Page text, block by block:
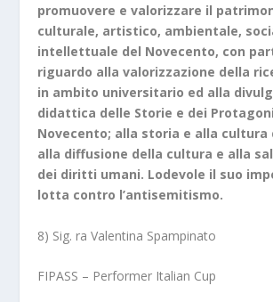
promuovere e valorizzare il
culturale, artistico, ambientale,
intellettuale del Novecento, con
riguardo alla valorizzazione della
in ambito universitario ed alla
didattica delle Storie e dei
Novecento; alla storia e alla cultura
alla diffusione della cultura e alla
dei diritti umani. Lodevole il suo
lotta contro l’antisemitismo.
8) Sig. ra Valentina Spampinato
FIPASS – Performer Italian Cup